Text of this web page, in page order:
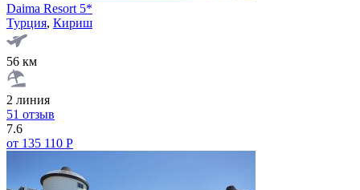
Daima Resort 5*
Турция, Кириш
56 км
2 линия
51 отзыв
7.6
от 135 110 Р